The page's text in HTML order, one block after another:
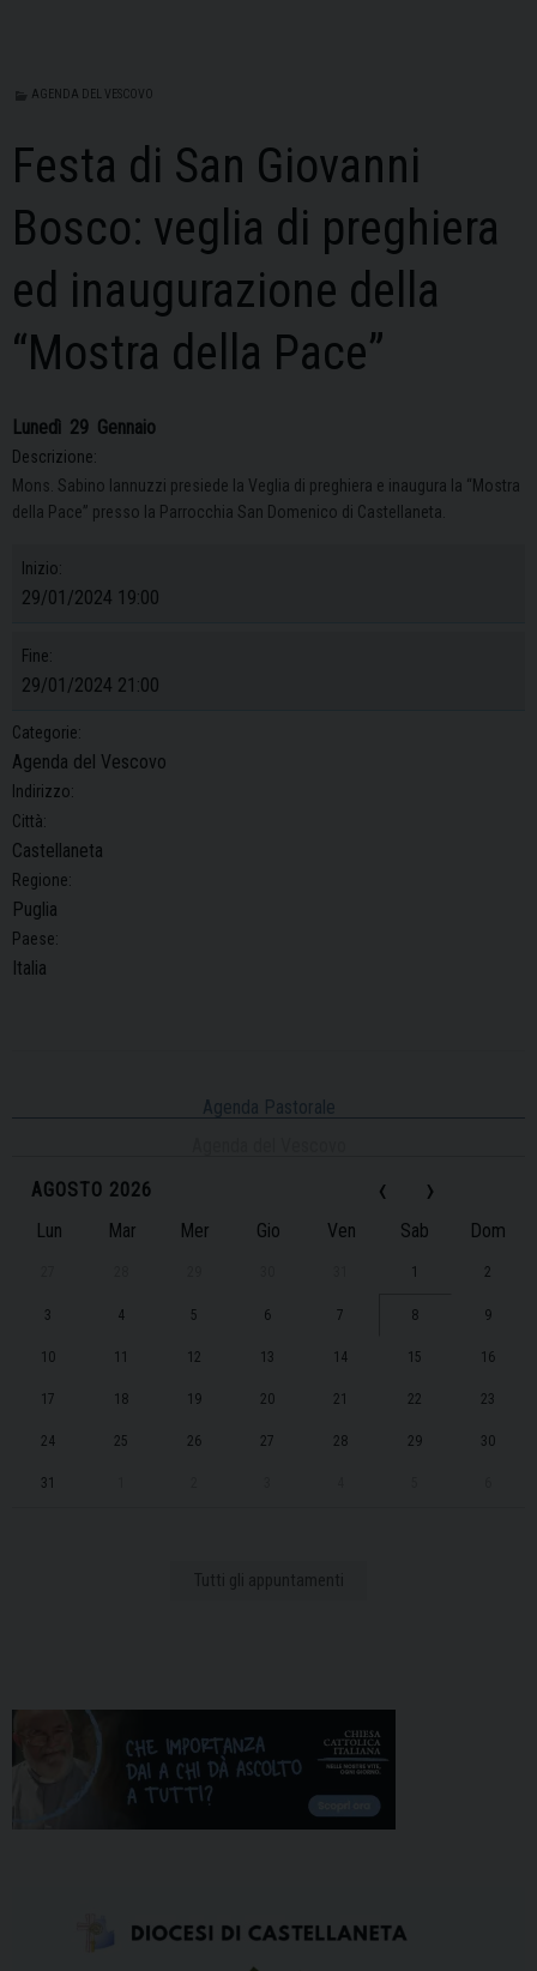
AGENDA DEL VESCOVO
Festa di San Giovanni
Bosco: veglia di preghiera
ed inaugurazione della
“Mostra della Pace”
Lunedì 29 Gennaio
Descrizione:
Mons. Sabino Iannuzzi presiede la Veglia di preghiera e inaugura la “Mostra
della Pace” presso la Parrocchia San Domenico di Castellaneta.
Inizio:
29/01/2024 19:00
Fine:
29/01/2024 21:00
Categorie:
Agenda del Vescovo
Indirizzo:
Città:
Castellaneta
Regione:
Puglia
Paese:
Italia
Agenda Pastorale
‹
AGOSTO 2026 ›
Lun Mar Mer Gio Ven Sab Dom
1 2
3 4 5 6 7 8 9
10 11 12 13 14 15 16
17 18 19 20 21 22 23
24 25 26 27 28 29 30
31
Tutti gli appuntamenti